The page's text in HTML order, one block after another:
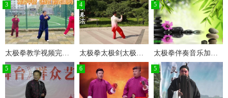
3
太极拳教学视频完整版
4
太极拳太极剑太极刀教学示范
5
太极拳伴奏音乐加长版50首
5 6 5